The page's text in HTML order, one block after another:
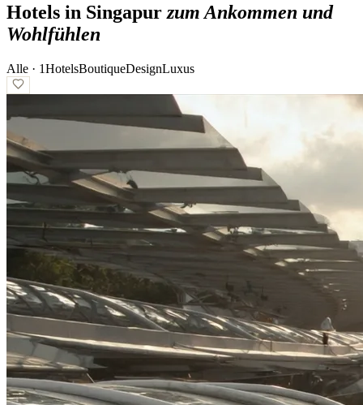
Hotels in Singapur zum Ankommen und
Wohlfühlen
Alle · 1HotelsBoutiqueDesignLuxus